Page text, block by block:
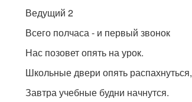
Ведущий 2
Всего полчаса - и первый звонок
Нас позовет опять на урок.
Школьные двери опять распахнуться,
Завтра учебные будни начнутся.